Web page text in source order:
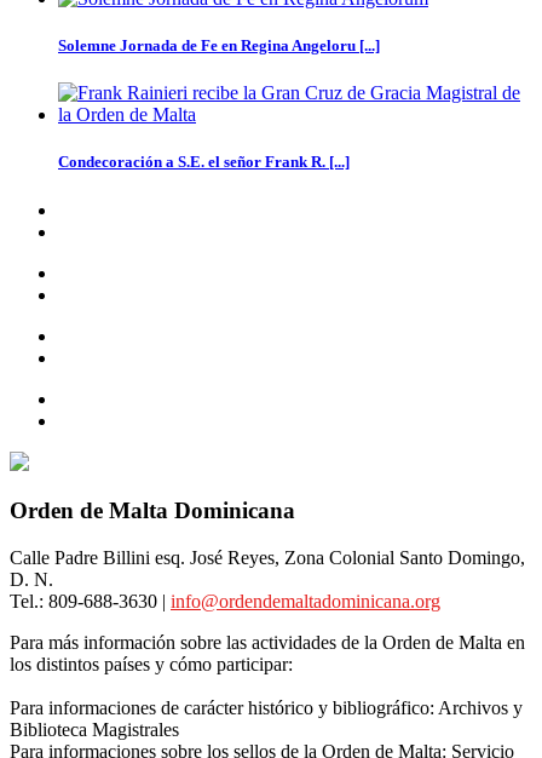
Solemne Jornada de Fe en Regina Angeloru [...]
Condecoración a S.E. el señor Frank R. [...]
Orden de Malta Dominicana
Calle Padre Billini esq. José Reyes, Zona Colonial Santo Domingo,
D. N.
Tel.: 809-688-3630 | info@ordendemaltadominicana.org
Para más información sobre las actividades de la Orden de Malta en
los distintos países y cómo participar:
Para informaciones de carácter histórico y bibliográfico: Archivos y
Biblioteca Magistrales
Para informaciones sobre los sellos de la Orden de Malta: Servicio